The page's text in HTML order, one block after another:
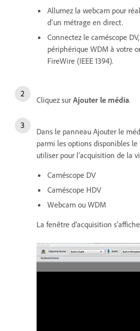
Allumez la webcam pour
d’un métrage en direct.
Connectez le caméscope
périphérique WDM à votre
FireWire (IEEE 1394).
Cliquez sur Ajouter le média.
Dans le panneau Ajouter le
parmi les options disponibles
utiliser pour l’acquisition de la
Caméscope DV
Caméscope HDV
Webcam ou WDM
La fenêtre d’acquisition